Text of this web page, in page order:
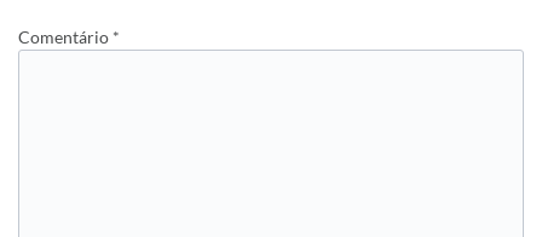
Comentário *